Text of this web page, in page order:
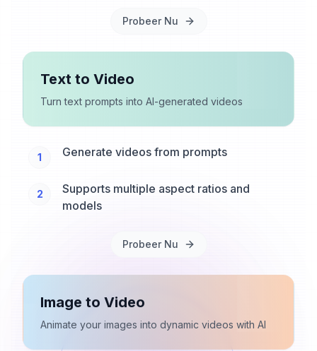
Probeer Nu
Text to Video
Turn text prompts into AI-generated videos
1 Generate videos from prompts
2
Supports multiple aspect ratios and
models
Probeer Nu
Image to Video
Animate your images into dynamic videos with AI